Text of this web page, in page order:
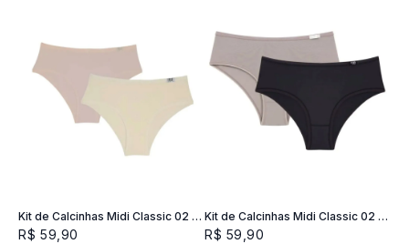
Kit de Calcinhas Midi Classic 02 -
2 und
R$ 59 90
Kit de Calcinhas Midi Classic 02 -
2 und
R$ 59 ,90